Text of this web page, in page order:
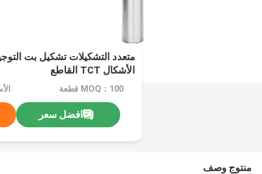
الأشكال TCT القاطع
MOQ：100 قطعة
افضل سعر
منتوج وصف